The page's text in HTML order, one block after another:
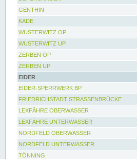
GENTHIN
KADE
WUSTERWITZ OP
WUSTERWITZ UP
ZERBEN OP
ZERBEN UP
EIDER
EIDER-SPERRWERK BP
FRIEDRICHSTADT STRASSENBRÜCKE
LEXFÄHRE OBERWASSER
LEXFÄHRE UNTERWASSER
NORDFELD OBERWASSER
NORDFELD UNTERWASSER
TÖNNING